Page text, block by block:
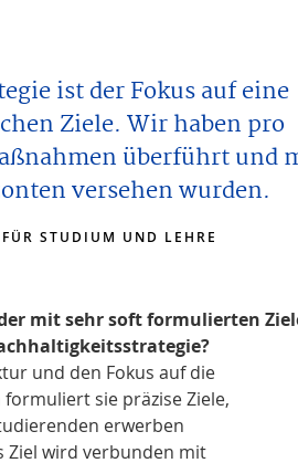
ist der Fokus auf eine
Ziele. Wir haben pro
überführt und
versehen wurden.
STUDIUM UND LEHRE
mit sehr soft formulierten
und den Fokus auf die
sie präzise Ziele,
erwerben
Ziel wird verbunden mit